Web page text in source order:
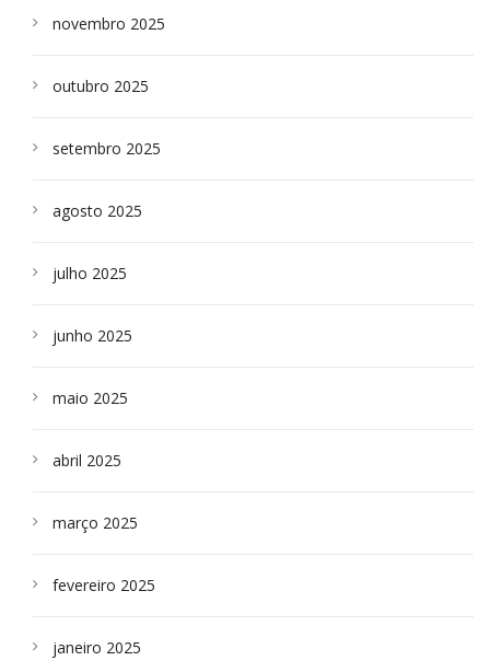
novembro 2025
outubro 2025
setembro 2025
agosto 2025
julho 2025
junho 2025
maio 2025
abril 2025
março 2025
fevereiro 2025
janeiro 2025